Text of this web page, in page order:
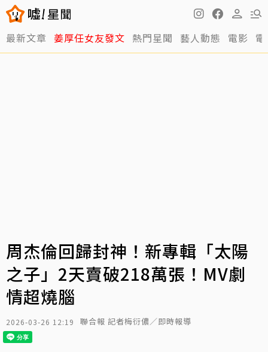
最新文章 姜厚任女友發文 熱門星聞 藝人動態 電影
周杰倫回歸封神！新專輯「太陽
之子」2天賣破218萬張！MV劇
情超燒腦
2026-03-26 12:19 聯合報 記者梅衍儂／即時報導